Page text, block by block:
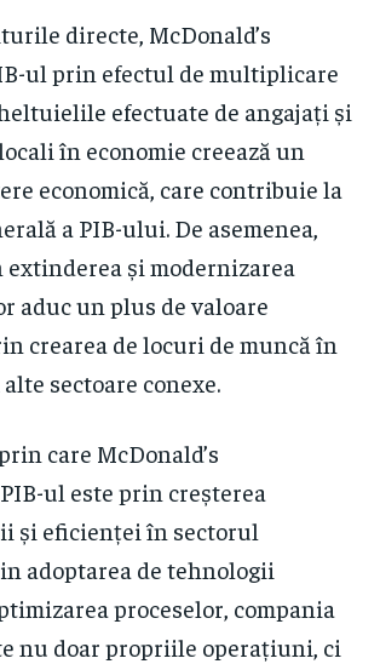
directe, McDonald’s
ul prin efectul de multiplicare
efectuate de angajați și
în economie creează un
economică, care contribuie la
a PIB-ului. De asemenea,
și modernizarea
aduc un plus de valoare
crearea de locuri de muncă în
sectoare conexe.
care McDonald’s
ul este prin creșterea
și eficienței în sectorul
adoptarea de tehnologii
proceselor, compania
nu doar propriile operațiuni, ci